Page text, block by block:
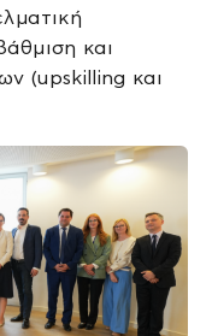
και
(upskilling και